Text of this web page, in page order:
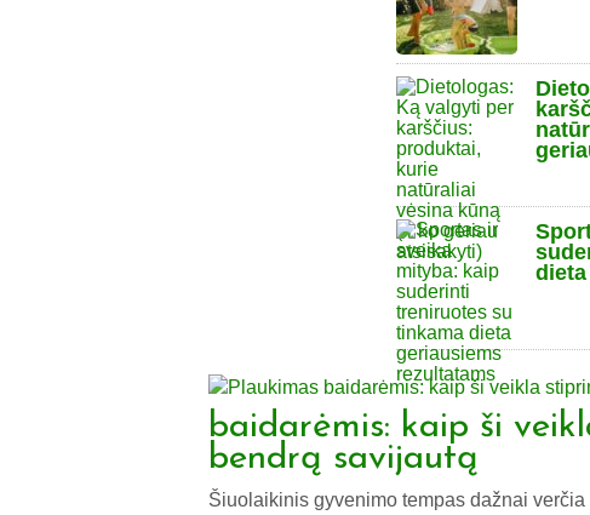
baidarėmis: kaip ši
bendrą savijautą
Šiuolaikinis gyvenimo tempas dažnai